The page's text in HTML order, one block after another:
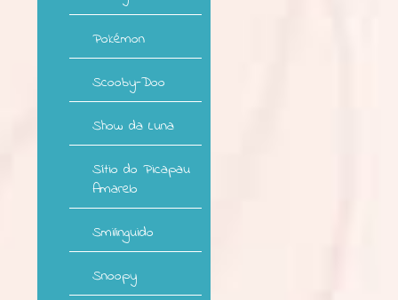
Pokémon
Scooby-Doo
Show da Luna
Sítio do Picapau
Amarelo
Smilinguido
Snoopy